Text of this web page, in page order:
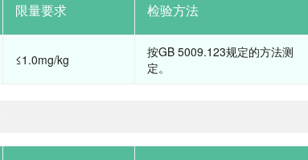
限量要求 检验方法
≤1.0mg/kg
按GB 5009.123规定的方法测
定。